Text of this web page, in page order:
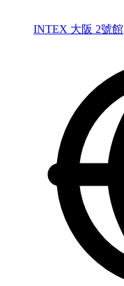
INTEX 大阪 2號館